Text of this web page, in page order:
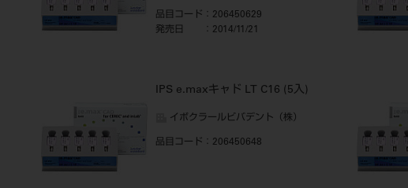
品目コード ：206450629
発売日
：2014/11/21
IPS e.maxキャド LT C16 (5入)
イボクラールビバデント（株）
品目コード ：206450648